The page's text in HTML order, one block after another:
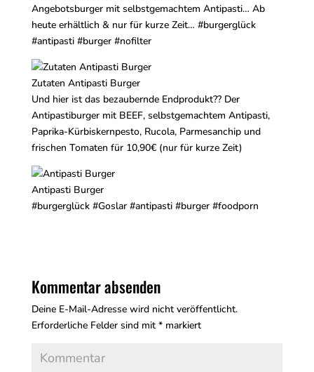
Angebotsburger mit selbstgemachtem Antipasti… Ab
heute erhältlich & nur für kurze Zeit… #burgerglück
#antipasti #burger #nofilter
Zutaten Antipasti Burger
Und hier ist das bezaubernde Endprodukt?? Der
Antipastiburger mit BEEF, selbstgemachtem Antipasti,
Paprika-Kürbiskernpesto, Rucola, Parmesanchip und
frischen Tomaten für 10,90€ (nur für kurze Zeit)
Antipasti Burger
#burgerglück #Goslar #antipasti #burger #foodporn
Kommentar absenden
Deine E-Mail-Adresse wird nicht veröffentlicht.
Erforderliche Felder sind mit *markiert